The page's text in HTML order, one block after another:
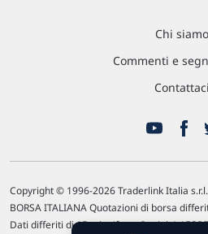
Chi siamo
Commenti e
Contattaci
Copyright © 1996-2026 Traderlink Italia s.r.l.
BORSA ITALIANA Quotazioni di borsa
Dati differiti di 15 min. (fonte Intrinio) /